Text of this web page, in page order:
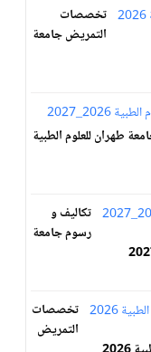
تخصصات
التمريض جامعة
طهران للعلوم الطبية
تكاليف و
رسوم جامعة
تخصصات
التمريض